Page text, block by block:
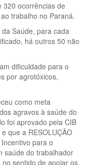
320 ocorrências de
trabalho no Paraná.
Saúde, para cada
há outros 50 não
dificuldade para o
por agrotóxicos,
como meta
agravos à saúde do
foi aprovado pela CIB
que a RESOLUÇÃO
para o
saúde do trabalhador
sentido de apoiar os